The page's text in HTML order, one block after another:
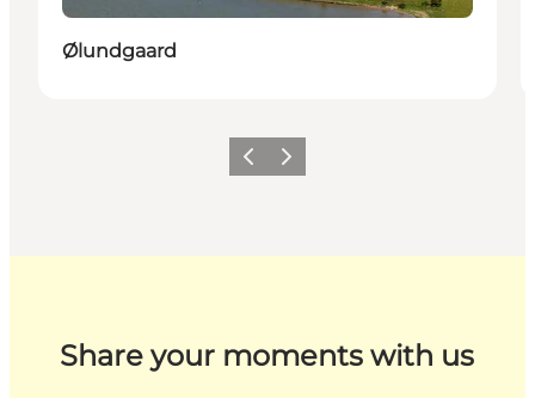
Ølundgaard
ZurückWeiter
Share your moments with us